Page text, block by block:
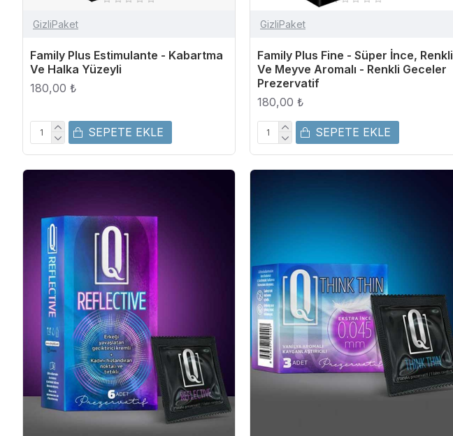
GizliPaket
Family Plus Estimulante - Kabartma
Ve Halka Yüzeyli
180,00 ₺
SEPETE EKLE
GizliPaket
Family Plus Fine - Süper İnce, Renkli
Ve Meyve Aromalı - Renkli Geceler
Prezervatif
180,00 ₺
SEPETE EKLE